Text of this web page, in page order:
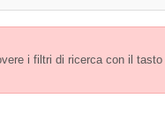
i filtri di ricerca con il